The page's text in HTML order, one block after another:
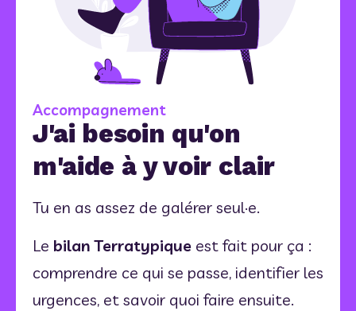
Accompagnement
J'ai besoin qu'on
m'aide à y voir clair
Tu en as assez de galérer seul·e.
Le bilan Terratypique est fait pour ça :
comprendre ce qui se passe, identifier les
urgences, et savoir quoi faire ensuite.